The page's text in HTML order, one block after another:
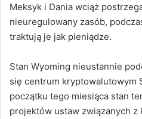
Meksyk i Dania wciąż
nieuregulowany zasób,
traktują je jak pieniądze.
Stan Wyoming nieustannie
się centrum kryptowalutowym
początku tego miesiąca stan
projektów ustaw związanych